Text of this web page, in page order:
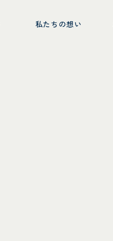
私たちの想い